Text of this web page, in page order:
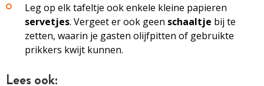
Leg op elk tafeltje ook enkele kleine papieren
servetjes. Vergeet er ook geen schaaltje bij te
zetten, waarin je gasten olijfpitten of gebruikte
prikkers kwijt kunnen.
Lees ook: